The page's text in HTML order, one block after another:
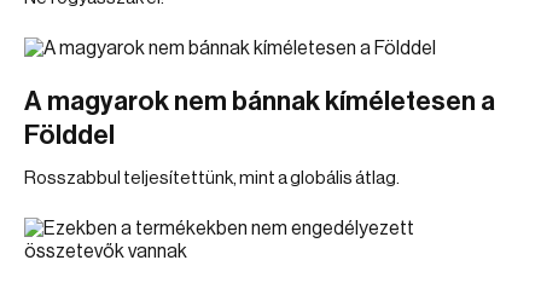
A magyarok nem bánnak kíméletesen a
Földdel
Rosszabbul teljesítettünk, mint a globális átlag.